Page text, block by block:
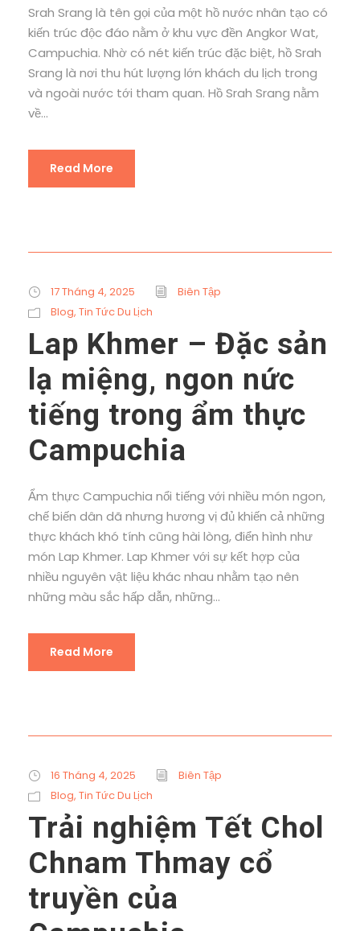
Srah Srang là tên gọi của một hồ nước nhân tạo có
kiến trúc độc đáo nằm ở khu vực đền Angkor Wat,
Campuchia. Nhờ có nét kiến trúc đặc biệt, hồ Srah
Srang là nơi thu hút lượng lớn khách du lịch trong
và ngoài nước tới tham quan. Hồ Srah Srang nằm
về...
Read More
17 Tháng 4, 2025
Biên Tập
Blog, Tin Tức Du Lịch
Lap Khmer – Đặc sản
lạ miệng, ngon nức
tiếng trong ẩm thực
Campuchia
Ẩm thực Campuchia nổi tiếng với nhiều món ngon,
chế biến dân dã nhưng hương vị đủ khiến cả những
thực khách khó tính cũng hài lòng, điển hình như
món Lap Khmer. Lap Khmer với sự kết hợp của
nhiều nguyên vật liệu khác nhau nhằm tạo nên
những màu sắc hấp dẫn, những...
Read More
16 Tháng 4, 2025
Biên Tập
Blog, Tin Tức Du Lịch
Trải nghiệm Tết Chol
Chnam Thmay cổ
truyền của